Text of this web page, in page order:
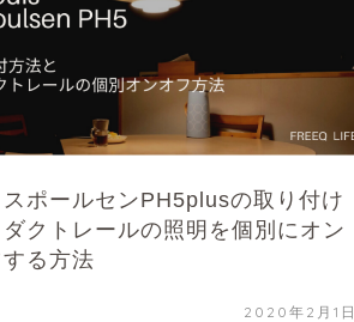
スポールセンPH5plusの取り付け
クトレールの照明を個別にオン
る方法
2020年2月1日